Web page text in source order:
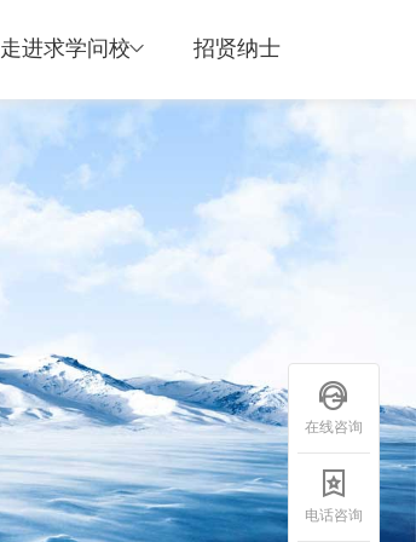
走进求学问校 招贤纳士
在线咨询
电话咨询